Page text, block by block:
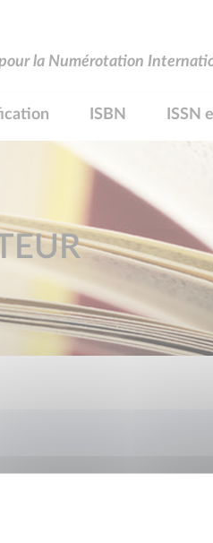
la Numérotation
ISBN ISSN